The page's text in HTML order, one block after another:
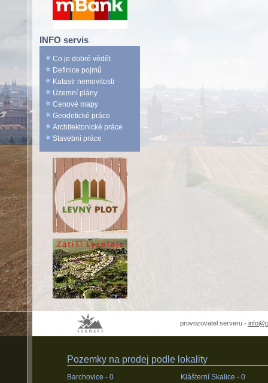
INFO servis
Co je dobré vědět
Definice pojmů
Katastr nemovitostí
Územní plány
Cenové mapy
Geodetické práce
Architektonické práce
Stavební práce
provozovatel serveru -
Pozemky na prodej podle lokality
Barchovice - 0
Klášterní Skalice - 0